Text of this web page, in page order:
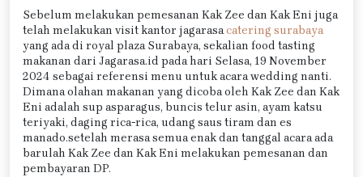
Sebelum melakukan pemesanan Kak Zee dan Kak Eni juga
telah melakukan visit kantor jagarasacatering surabaya
yang ada di royal plaza Surabaya, sekalian food tasting
makanan dari Jagarasa.id pada hari Selasa, 19 November
2024 sebagai referensi menu untuk acara wedding nanti.
Dimana olahan makanan yang dicoba oleh Kak Zee dan Kak
Eni adalah sup asparagus, buncis telur asin, ayam katsu
teriyaki, daging rica-rica, udang saus tiram dan es
manado.setelah merasa semua enak dan tanggal acara ada
barulah Kak Zee dan Kak Eni melakukan pemesanan dan
pembayaran DP.